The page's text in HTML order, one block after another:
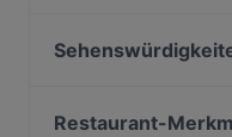
Toré
Restaurant Galija
Minsu Fusion
U-Bahn
Restaurant-